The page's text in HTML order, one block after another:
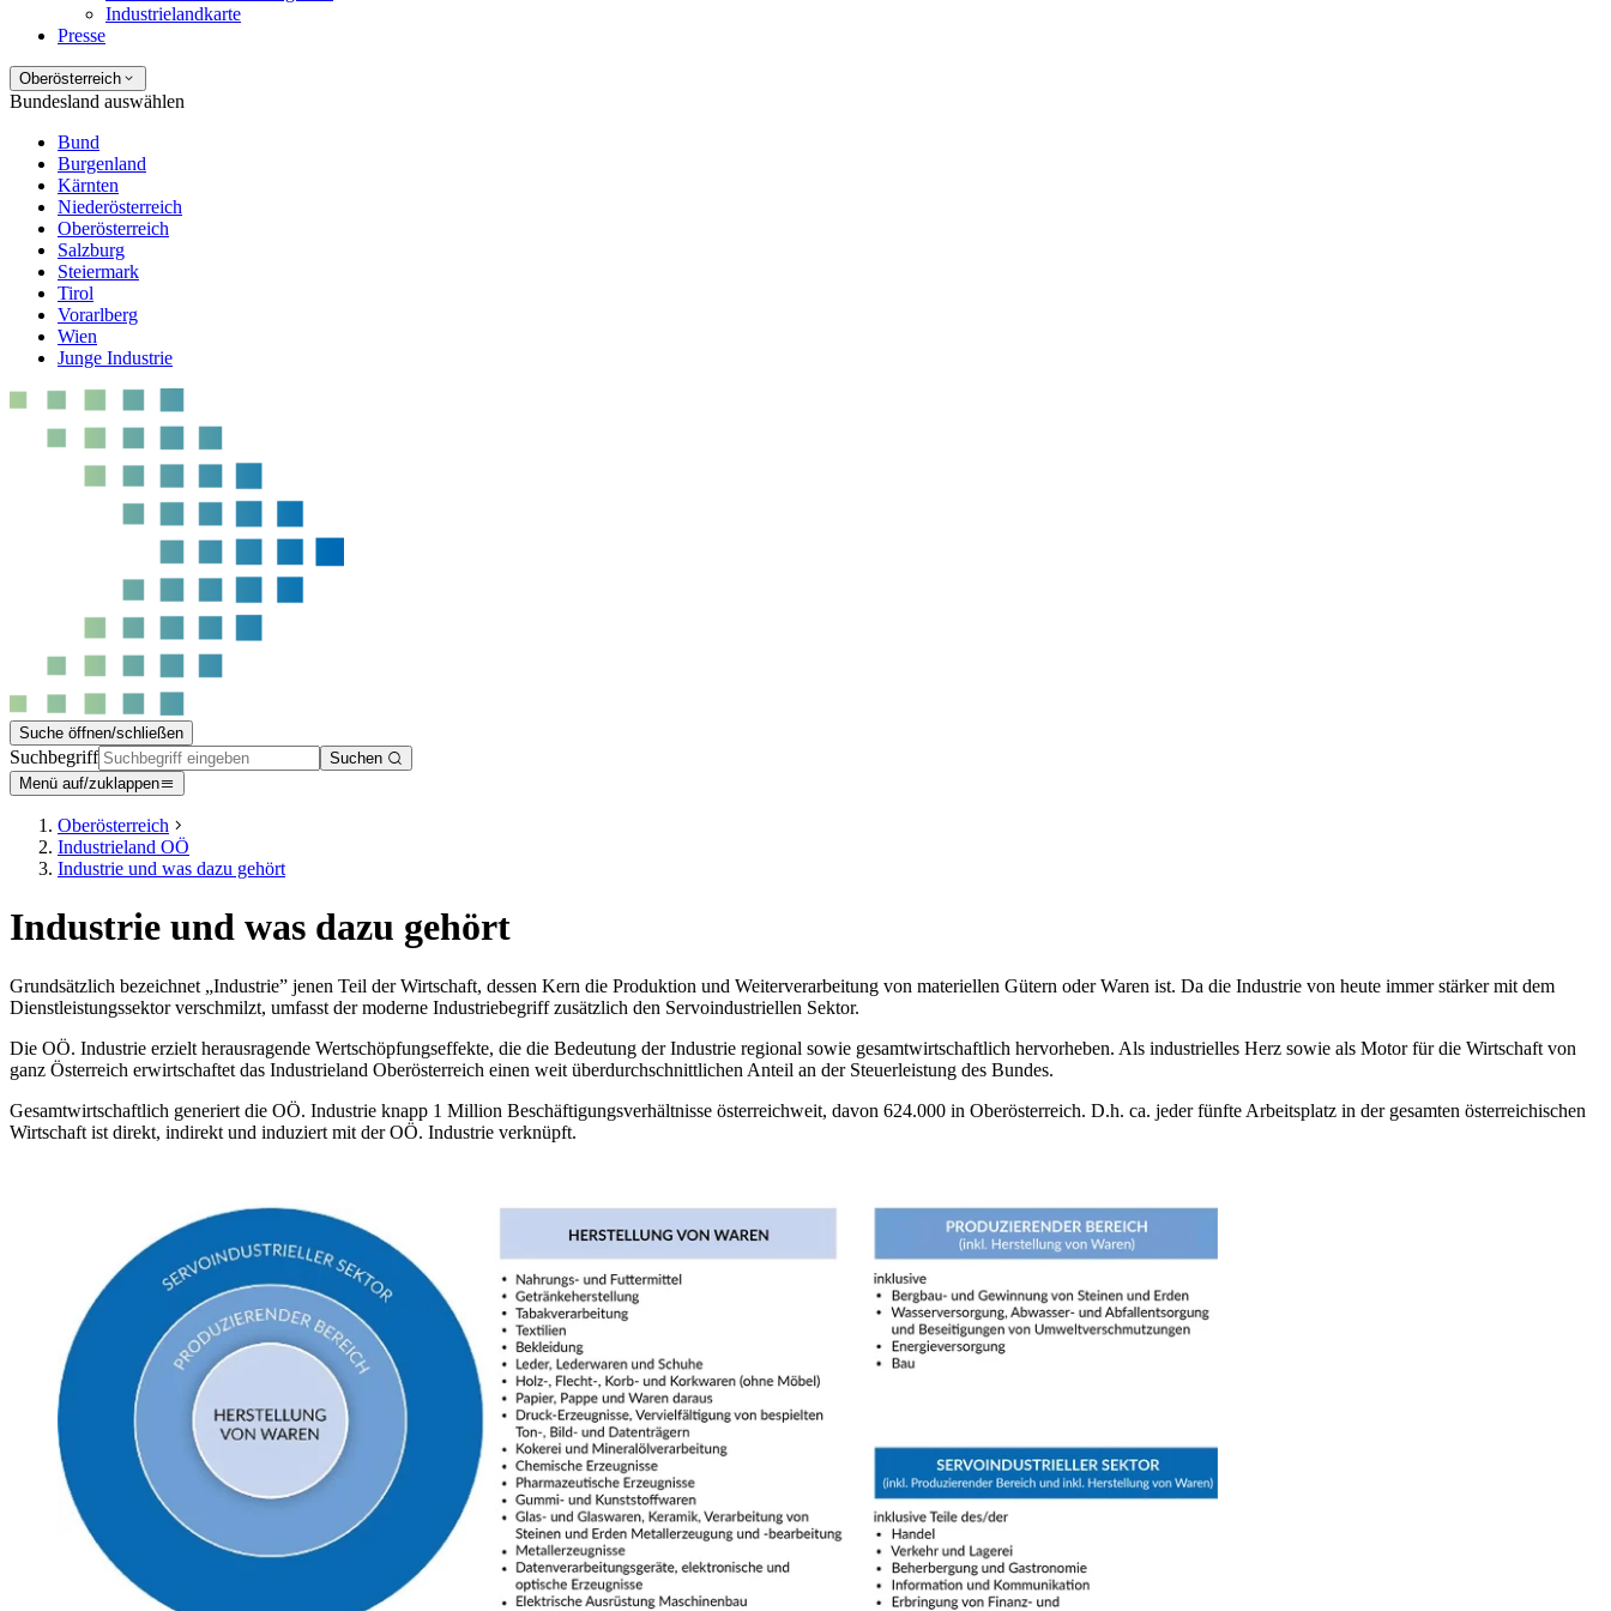
Industrielandkarte
Presse
Oberösterreich
Bundesland auswählen
Bund
Burgenland
Kärnten
Niederösterreich
Oberösterreich
Salzburg
Steiermark
Tirol
Vorarlberg
Wien
Junge Industrie
Suche öffnen/schließen
Suchbegriff
Suchen
Menü auf/zuklappen
Oberösterreich
Industrieland OÖ
Industrie und was dazu gehört
Industrie und was dazu gehört
Grundsätzlich bezeichnet „Industrie” jenen Teil der Wirtschaft, dessen Kern die Produktion und Weiterverarbeitung von materiellen Gütern oder Waren ist. Da die Industrie von heute immer stärker mit dem
Dienstleistungssektor verschmilzt, umfasst der moderne Industriebegriff zusätzlich den Servoindustriellen Sektor.
Die OÖ. Industrie erzielt herausragende Wertschöpfungseffekte, die die Bedeutung der Industrie regional sowie gesamtwirtschaftlich hervorheben. Als industrielles Herz sowie als Motor für die Wirtschaft von
ganz Österreich erwirtschaftet das Industrieland Oberösterreich einen weit überdurchschnittlichen Anteil an der Steuerleistung des Bundes.
Gesamtwirtschaftlich generiert die OÖ. Industrie knapp 1 Million Beschäftigungsverhältnisse österreichweit, davon 624.000 in Oberösterreich. D.h. ca. jeder fünfte Arbeitsplatz in der gesamten österreichischen
Wirtschaft ist direkt, indirekt und induziert mit der OÖ. Industrie verknüpft.